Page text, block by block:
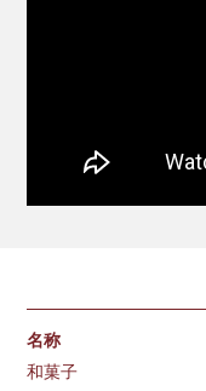
名称
和菓子